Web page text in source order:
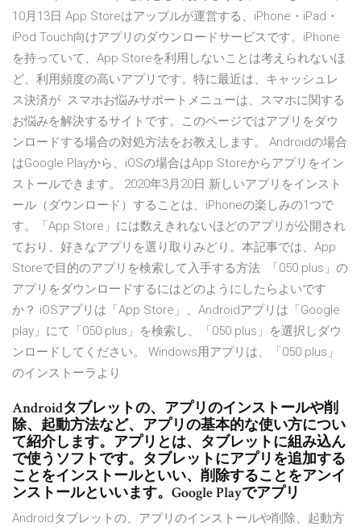
10月13日 App Storeはアップルが運営する、iPhone・iPad・
iPod Touch向けアプリのダウンロードサービスです。iPhone
を持っていて、App Storeを利用しないことは考えられないほ
ど、利用頻度の高いアプリです。特に最近は、キャッシュレ
ス決済が スマホお悩みサポートメニューは、スマホに関する
お悩みを解決するサイトです。このページではアプリをダウ
ンロードする場合の対処方法をお教えします。 Androidの場合
はGoogle Playから、iOSの場合はApp Storeからアプリをイン
ストールできます。 2020年3月20日 新しいアプリをインスト
ール（ダウンロード）することは、iPhoneの楽しみの1つで
す。「App Store」には数えきれないほどのアプリが公開され
ており、好きなアプリを選り取りみどり。本記事では、App
Storeで目的のアプリを検索して入手する方法 「050 plus」の
アプリをダウンロードするにはどのようにしたらよいです
か？ iOSアプリは「App Store」、Androidアプリは「Google
play」にて「050 plus」を検索し、「050 plus」を選択しダウ
ンロードしてください。 Windows用アプリは、「050 plus」
のインストーラより
Androidタブレットの、アプリのインストールや削
除、起動方法など、アプリの基本的な使い方につい
て紹介します。アプリとは、タブレットに組み込ん
で使うソフトです。タブレットにアプリを追加する
ことをインストールといい、削除することをアンイ
ンストールといいます。Google Playでアプリ
Androidタブレットの、アプリのインストールや削除、起動方